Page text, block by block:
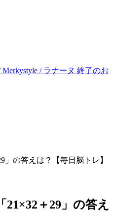
Merkystyle / ラナーヌ 終了のお
」の答えは？【毎日脳トレ】
＋29」の答え